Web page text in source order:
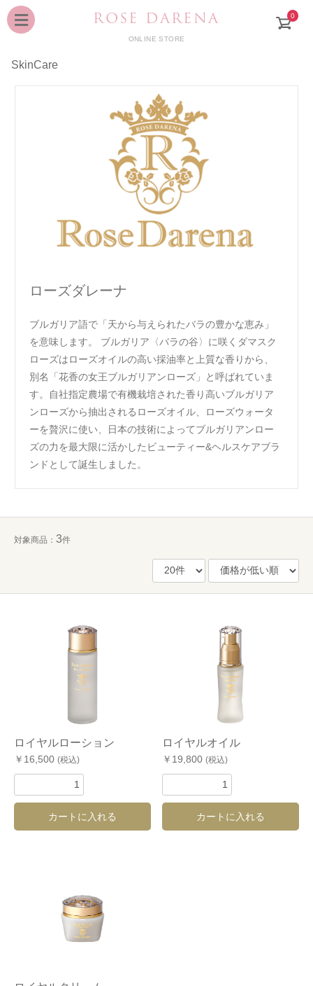
ROSE DARENA
ONLINE STORE
0
SkinCare
ローズダレーナ
ブルガリア語で「天から与えられたバラの豊かな恵み」
を意味します。 ブルガリア〈バラの谷〉に咲くダマスク
ローズはローズオイルの高い採油率と上質な香りから、
別名「花香の女王ブルガリアンローズ」と呼ばれていま
す。自社指定農場で有機栽培された香り高いブルガリア
ンローズから抽出されるローズオイル、ローズウォータ
ーを贅沢に使い、日本の技術によってブルガリアンロー
ズの力を最大限に活かしたビューティー&ヘルスケアブラ
ンドとして誕生しました。
対象商品： 3件
ロイヤルローション
￥16,500 (税込)
カートに入れる
ロイヤルオイル
￥19,800 (税込)
カートに入れる